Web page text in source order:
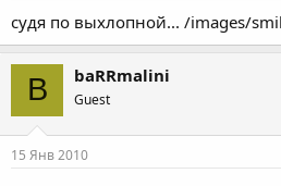
судя по выхлопной... /images/
B baRRmalini
Guest
15 Янв 2010